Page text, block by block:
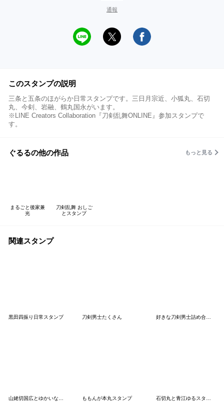
通報
このスタンプの説明
三条と五条のほがらか日常スタンプです。三日月宗近、小狐丸、石切
丸、今剣、岩融、鶴丸国永がいます。
※LINE Creators Collaboration『刀剣乱舞ONLINE』参加スタンプで
す。
ぐるるの他の作品 もっと見る
まるごと後家兼
光
刀剣乱舞 おしご
とスタンプ
関連スタンプ
黒田四振り日常スタンプ 刀剣男士たくさん 好きな刀剣男士詰め合わせ
ももんが本丸スタンプ